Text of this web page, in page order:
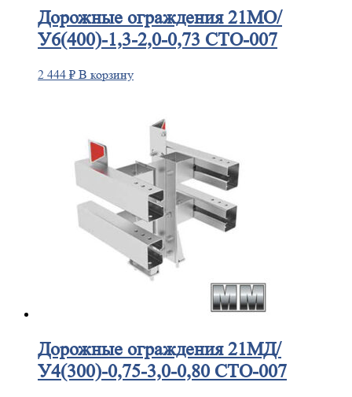
Дорожные ограждения 21МО/
У6(400)-1,3-2,0-0,73 СТО-007
2 444 ₽ В корзину
Дорожные ограждения 21МД/
У4(300)-0,75-3,0-0,80 СТО-007